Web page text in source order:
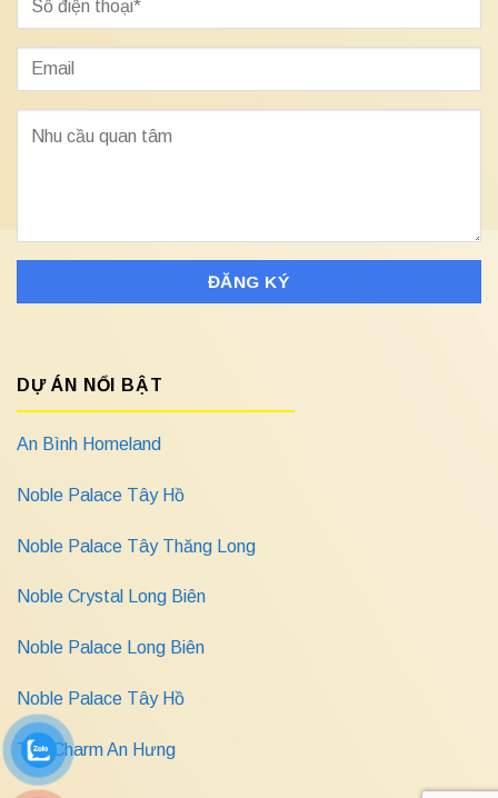
DỰ ÁN NỔI BẬT
An Bình Homeland
Noble Palace Tây Hồ
Noble Palace Tây Thăng Long
Noble Crystal Long Biên
Noble Palace Long Biên
Noble Palace Tây Hồ
The Charm An Hưng